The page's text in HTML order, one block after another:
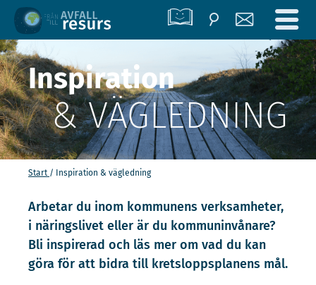
Inspiration
& VÄGLEDNING
Start Inspiration & vägledning
Arbetar du inom kommunens verksamheter,
i näringslivet eller är du kommuninvånare?
Bli inspirerad och läs mer om vad du kan
göra för att bidra till kretsloppsplanens mål.